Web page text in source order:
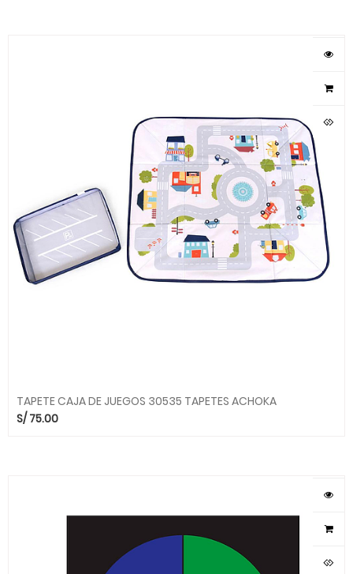
TAPETE CAJA DE JUEGOS 30535 TAPETES ACHOKA
S/75.00